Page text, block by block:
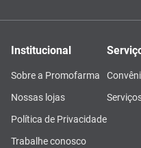
Institucional
Sobre a Promofarma
Nossas lojas
Política de Privacidade
Trabalhe conosco